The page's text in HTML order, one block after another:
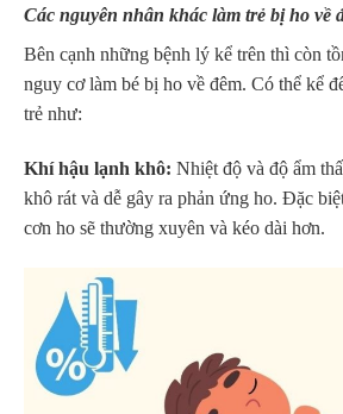
Các nguyên nhân khác làm trẻ bị ho về
Bên cạnh những bệnh lý kể trên thì còn
nguy cơ làm bé bị ho về đêm. Có thể kể
trẻ như:
Khí hậu lạnh khô: Nhiệt độ và độ ẩm
khô rát và dễ gây ra phản ứng ho. Đặc
cơn ho sẽ thường xuyên và kéo dài hơn.